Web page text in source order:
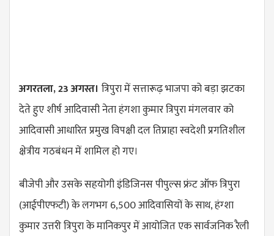
अगरतला, 23 अगस्त। त्रिपुरा में सत्तारूढ़ भाजपा को बड़ा झटका
देते हुए शीर्ष आदिवासी नेता हंगशा कुमार त्रिपुरा मंगलवार को
आदिवासी आधारित प्रमुख विपक्षी दल तिप्राहा स्वदेशी प्रगतिशील
क्षेत्रीय गठबंधन में शामिल हो गए।
बीजेपी और उसके सहयोगी इंडिजिनस पीपुल्स फ्रंट ऑफ त्रिपुरा
(आईपीएफटी) के लगभग 6,500 आदिवासियों के साथ, हंग्शा
कुमार उत्तरी त्रिपुरा के मानिकपुर में आयोजित एक सार्वजनिक रैली